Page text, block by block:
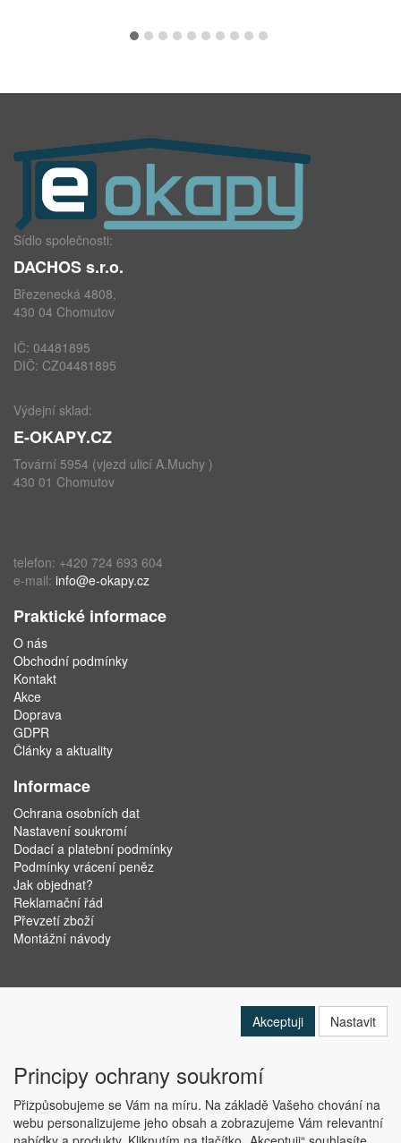
Sídlo společnosti:
DACHOS s.r.o.
Březenecká 4808,
430 04 Chomutov
IČ: 04481895
DIČ: CZ04481895
Výdejní sklad:
E-OKAPY.CZ
Tovární 5954 (vjezd ulicí A.Muchy )
430 01 Chomutov
telefon: +420 724 693 604
e-mail: info@e-okapy.cz
Praktické informace
O nás
Obchodní podmínky
Kontakt
Akce
Doprava
GDPR
Články a aktuality
Informace
Ochrana osobních dat
Nastavení soukromí
Dodací a platební podmínky
Podmínky vrácení peněz
Jak objednat?
Reklamační řád
Převzetí zboží
Montážní návody
Akceptuji Nastavit
Principy ochrany soukromí
Přizpůsobujeme se Vám na míru. Na základě Vašeho chování na
webu personalizujeme jeho obsah a zobrazujeme Vám relevantní